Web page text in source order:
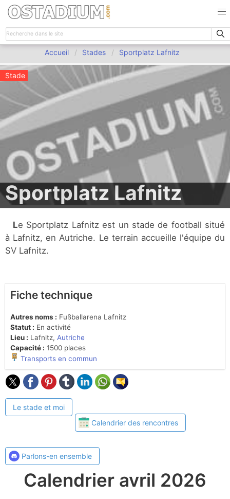
Accueil Stades Sportplatz Lafnitz
Stade
Sportplatz Lafnitz
Le Sportplatz Lafnitz est un stade de football situé
à Lafnitz, en Autriche. Le terrain accueille l'équipe du
SV Lafnitz.
Fiche technique
Autres noms : Fußballarena Lafnitz
Statut : En activité
Lieu : Lafnitz, Autriche
Capacité : 1500 places
Transports en commun
Le stade et moi
Calendrier des rencontres
Parlons-en ensemble
Calendrier avril 2026